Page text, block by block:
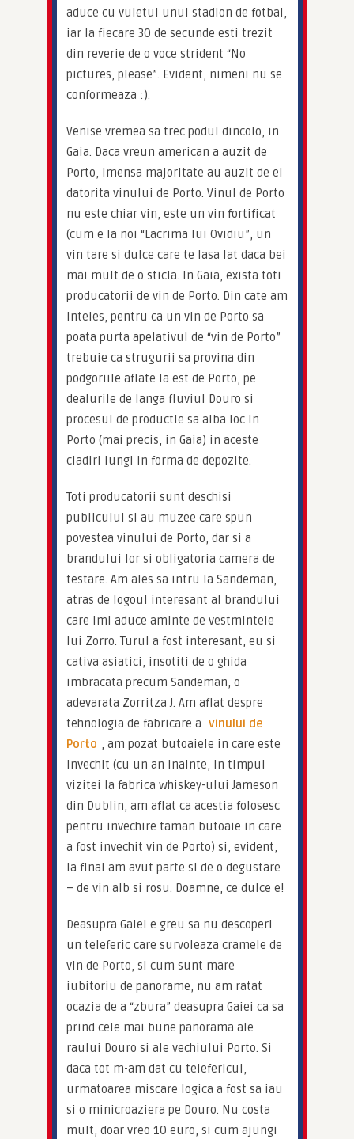
aduce cu vuietul unui stadion de fotbal,
iar la fiecare 30 de secunde esti trezit
din reverie de o voce strident “No
pictures, please”. Evident, nimeni nu se
conformeaza :).
Venise vremea sa trec podul dincolo, in
Gaia. Daca vreun american a auzit de
Porto, imensa majoritate au auzit de el
datorita vinului de Porto. Vinul de Porto
nu este chiar vin, este un vin fortificat
(cum e la noi “Lacrima lui Ovidiu”, un
vin tare si dulce care te lasa lat daca bei
mai mult de o sticla. In Gaia, exista toti
producatorii de vin de Porto. Din cate am
inteles, pentru ca un vin de Porto sa
poata purta apelativul de “vin de Porto”
trebuie ca strugurii sa provina din
podgoriile aflate la est de Porto, pe
dealurile de langa fluviul Douro si
procesul de productie sa aiba loc in
Porto (mai precis, in Gaia) in aceste
cladiri lungi in forma de depozite.
Toti producatorii sunt deschisi
publicului si au muzee care spun
povestea vinului de Porto, dar si a
brandului lor si obligatoria camera de
testare. Am ales sa intru la Sandeman,
atras de logoul interesant al brandului
care imi aduce aminte de vestmintele
lui Zorro. Turul a fost interesant, eu si
cativa asiatici, insotiti de o ghida
imbracata precum Sandeman, o
adevarata Zorritza J. Am aflat despre
tehnologia de fabricare a vinului de
Porto , am pozat butoaiele in care este
invechit (cu un an inainte, in timpul
vizitei la fabrica whiskey-ului Jameson
din Dublin, am aflat ca acestia folosesc
pentru invechire taman butoaie in care
a fost invechit vin de Porto) si, evident,
la final am avut parte si de o degustare
– de vin alb si rosu. Doamne, ce dulce e!
Deasupra Gaiei e greu sa nu descoperi
un teleferic care survoleaza cramele de
vin de Porto, si cum sunt mare
iubitoriu de panorame, nu am ratat
ocazia de a “zbura” deasupra Gaiei ca sa
prind cele mai bune panorama ale
raului Douro si ale vechiului Porto. Si
daca tot m-am dat cu telefericul,
urmatoarea miscare logica a fost sa iau
si o minicroaziera pe Douro. Nu costa
mult, doar vreo 10 euro, si cum ajungi